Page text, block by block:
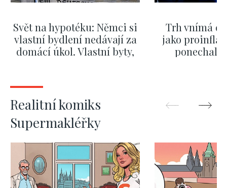
Svět na hypotéku: Němci si
vlastní bydlení nedávají za
domácí úkol. Vlastní byty,
Trh vnímá
jako
ponechali
Realitní komiks
Supermakléřky